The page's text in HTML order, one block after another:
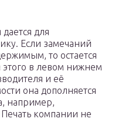
для
Если замечаний
то остается
этого в левом нижнем
и её
она дополняется
например,
компании не